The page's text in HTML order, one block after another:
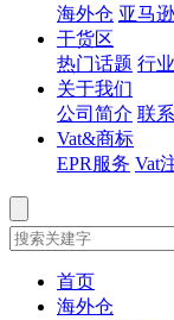
海外仓 亚马
干货区
热门话题 行
关于我们
公司简介 联
Vat&商标
EPR服务 Vat
首页
海外仓